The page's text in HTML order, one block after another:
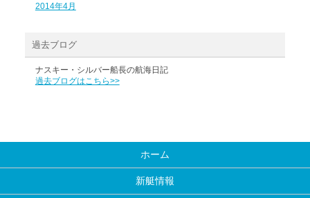
2014年4月
過去ブログ
ナスキー・シルバー船長の航海日記
過去ブログはこちら>>
ホーム
新艇情報